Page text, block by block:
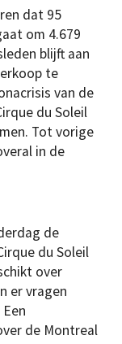
dat 95
om 4.679
blijft aan
te
van de
du Soleil
Tot vorige
in de
de
du Soleil
over
er vragen
de Montreal